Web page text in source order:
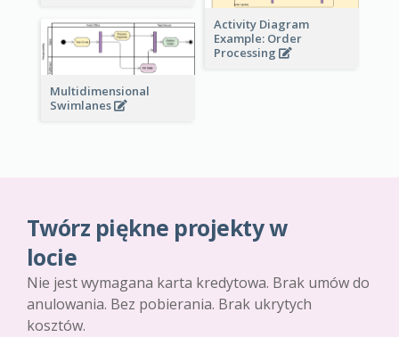
Activity Diagram
Example: Order
Processing
Multidimensional
Swimlanes
Twórz piękne projekty w
locie
Nie jest wymagana karta kredytowa. Brak umów do
anulowania. Bez pobierania. Brak ukrytych
kosztów.